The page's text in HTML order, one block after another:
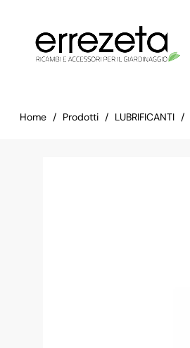
Home Prodotti LUBRIFICANTI